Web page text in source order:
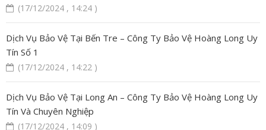
(17/12/2024 , 14:24 )
Dịch Vụ Bảo Vệ Tại Bến Tre – Công Ty Bảo Vệ Hoàng Long Uy
Tín Số 1
(17/12/2024 , 14:22 )
Dịch Vụ Bảo Vệ Tại Long An – Công Ty Bảo Vệ Hoàng Long Uy
Tín Và Chuyên Nghiệp
(17/12/2024 , 14:09 )